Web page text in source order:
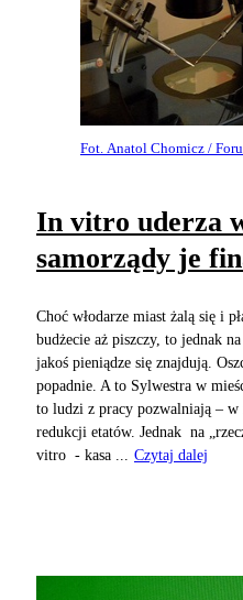
Fot. Anatol Chomicz /
In vitro uderza
samorządy je
Choć włodarze miast żalą się i
budżecie aż piszczy, to jednak
jakoś pieniądze się znajdują.
popadnie. A to Sylwestra w
to ludzi z pracy pozwalniają – w
redukcji etatów. Jednak na
vitro - kasa ...
Czytaj dalej